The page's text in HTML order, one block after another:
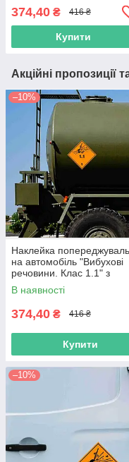
оракалу
374,40 ₴ 416 ₴
Купити
Акційні пропозиції
–10%
Наклейка
на автомобіль "Вибухові
речовини. Клас 1.1" з
оракалу
В наявності
374,40 ₴ 416 ₴
Купити
–10%